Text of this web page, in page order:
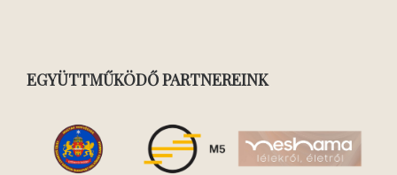
EGYÜTTMŰKÖDŐ PARTNEREINK